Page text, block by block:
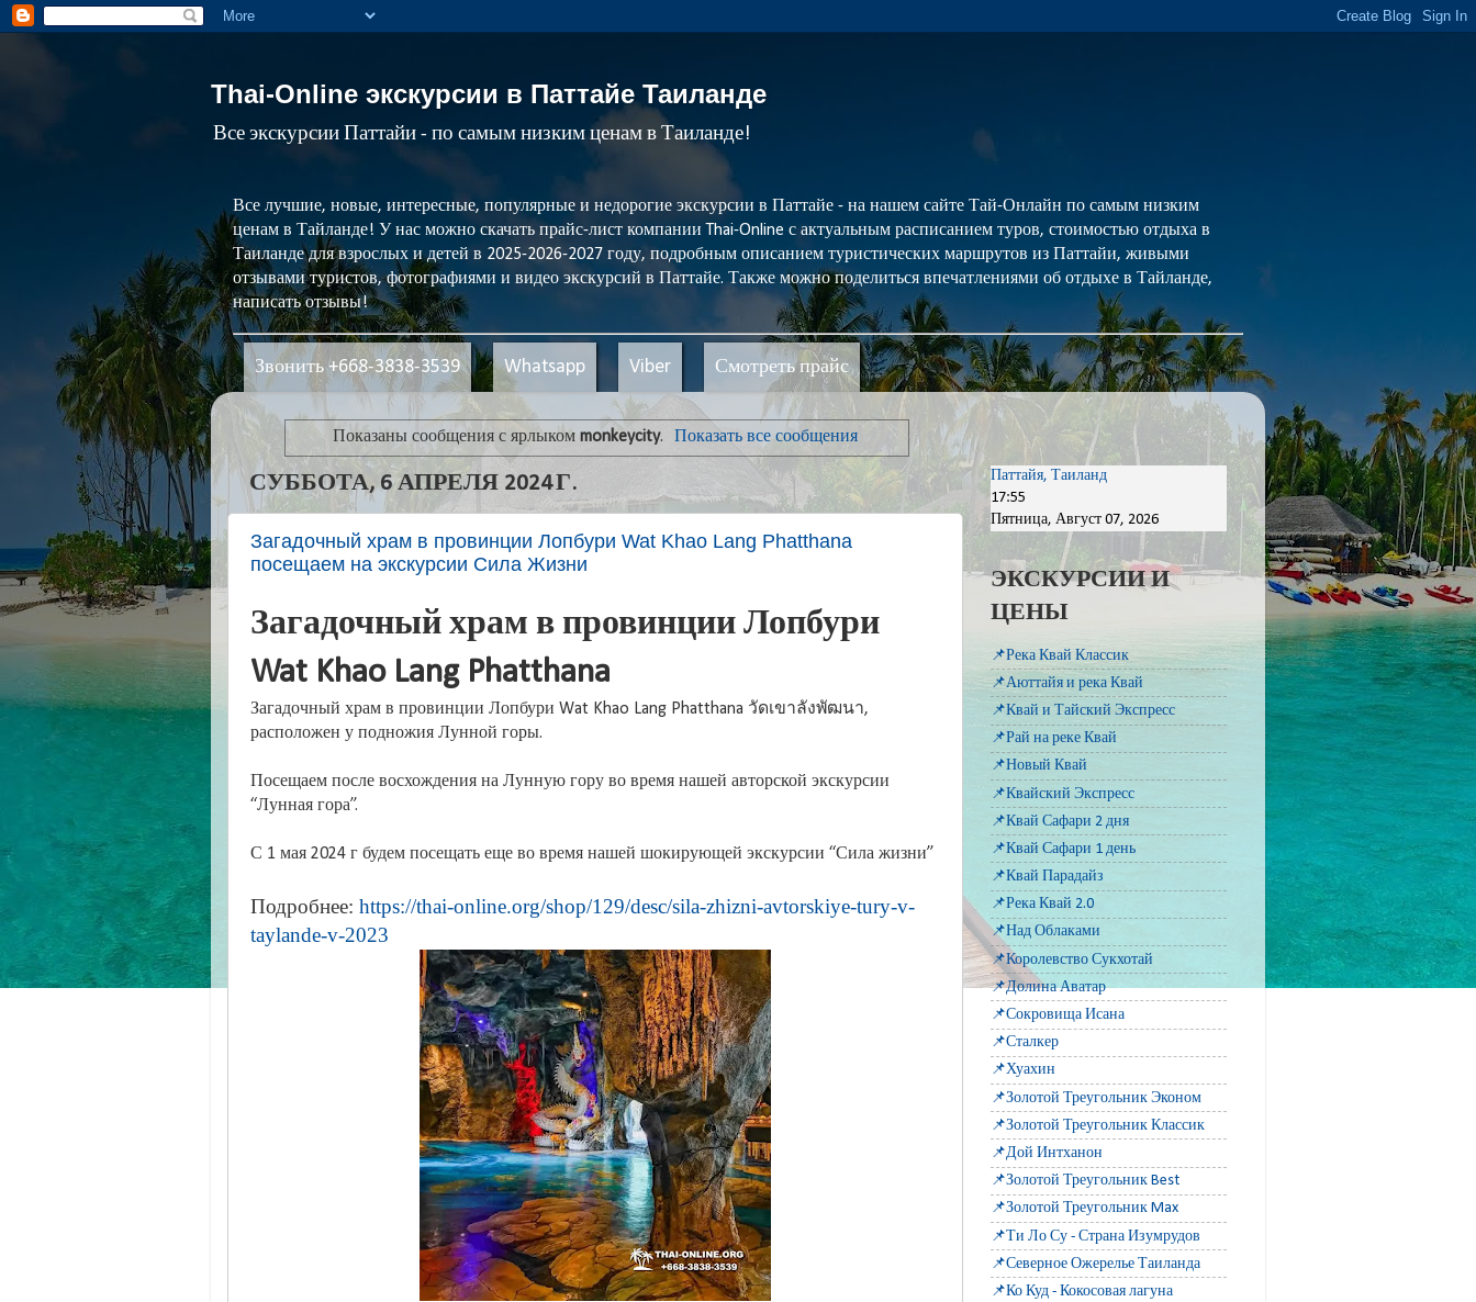
Thai-Online экскурсии в Паттайе Таиланде
Все экскурсии Паттайи - по самым низким ценам в Таиланде!
Все лучшие, новые, интересные, популярные и недорогие экскурсии в Паттайе - на нашем сайте Тай-Онлайн по самым низким
ценам в Тайланде! У нас можно скачать прайс-лист компании Thai-Online с актуальным расписанием туров, стоимостью отдыха в
Таиланде для взрослых и детей в 2025-2026-2027 году, подробным описанием туристических маршрутов из Паттайи, живыми
отзывами туристов, фотографиями и видео экскурсий в Паттайе. Также можно поделиться впечатлениями об отдыхе в Тайланде,
написать отзывы!
Звонить +668-3838-3539 Whatsapp Viber Смотреть прайс
Показаны сообщения с ярлыком monkeycity. Показать все сообщения
СУББОТА, 6 АПРЕЛЯ 2024 Г.
Загадочный храм в провинции Лопбури Wat Khao Lang Phatthana
посещаем на экскурсии Сила Жизни
Загадочный храм в провинции Лопбури
Wat Khao Lang Phatthana
Загадочный храм в провинции Лопбури Wat Khao Lang Phatthana วัดเขาลังพัฒนา,
расположен у подножия Лунной горы.
Посещаем после восхождения на Лунную гору во время нашей авторской экскурсии
“Лунная гора”.
С 1 мая 2024 г будем посещать еще во время нашей шокирующей экскурсии “Сила жизни”
Подробнее: https://thai-online.org/shop/129/desc/sila-zhizni-avtorskiye-tury-v-
taylande-v-2023
Паттайя, Таиланд
17:55
Пятница, Август 07, 2026
ЭКСКУРСИИ И
ЦЕНЫ
📌Река Квай Классик
📌Аюттайя и река Квай
📌Квай и Тайский Экспресс
📌Рай на реке Квай
📌Новый Квай
📌Квайский Экспресс
📌Квай Сафари 2 дня
📌Квай Сафари 1 день
📌Квай Парадайз
📌Река Квай 2.0
📌Над Облаками
📌Королевство Сукхотай
📌Долина Аватар
📌Сокровища Исана
📌Сталкер
📌Хуахин
📌Золотой Треугольник Эконом
📌Золотой Треугольник Классик
📌Дой Интханон
📌Золотой Треугольник Best
📌Золотой Треугольник Max
📌Ти Ло Су - Страна Изумрудов
📌Северное Ожерелье Таиланда
📌Ко Куд - Кокосовая лагуна